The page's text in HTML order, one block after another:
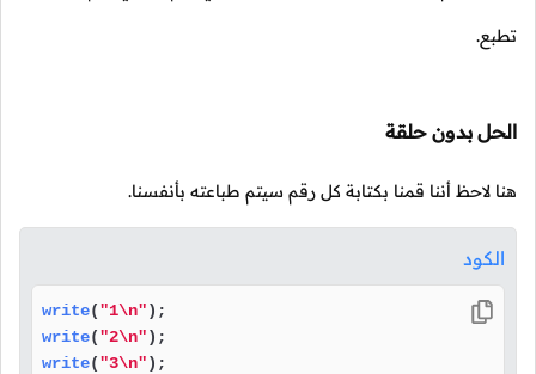
تطبع.
الحل بدون حلقة
هنا لاحظ أننا قمنا بكتابة كل رقم سيتم طباعته بأنفسنا.
الكود
write("1\n"
write("2\n"
write("3\n"